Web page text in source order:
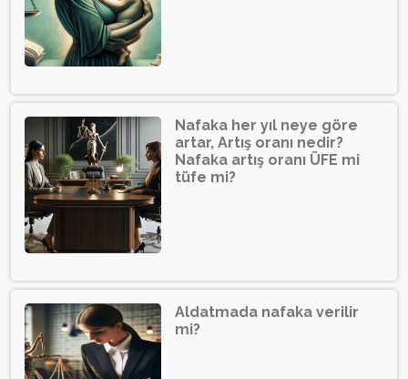
Nafaka her yıl neye göre
artar, Artış oranı nedir?
Nafaka artış oranı ÜFE mi
tüfe mi?
Aldatmada nafaka verilir
mi?